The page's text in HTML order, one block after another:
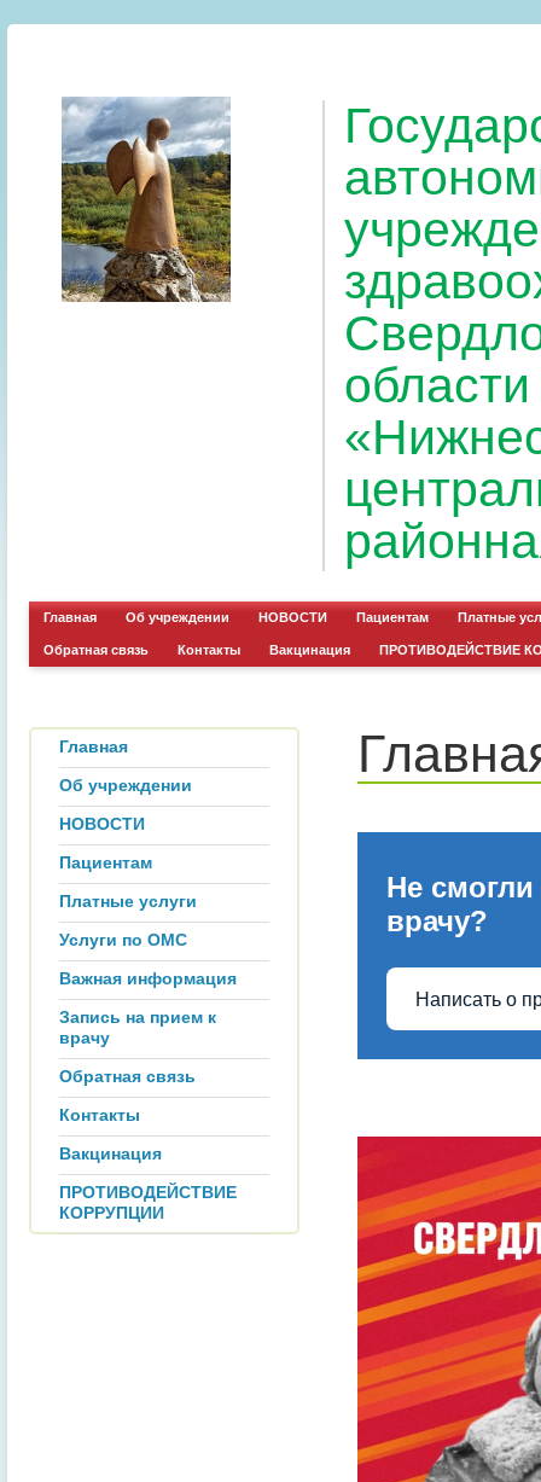
области
Главная Об учреждении НОВОСТИ Пациентам Платные
Обратная связь Контакты Вакцинация ПРОТИВОДЕЙСТВИЕ
Главная
Об учреждении
НОВОСТИ
Пациентам
Платные услуги
Услуги по ОМС
Важная информация
Запись на прием к
врачу
Обратная связь
Контакты
Вакцинация
ПРОТИВОДЕЙСТВИЕ
КОРРУПЦИИ
Не смогли
врачу?
Написать о